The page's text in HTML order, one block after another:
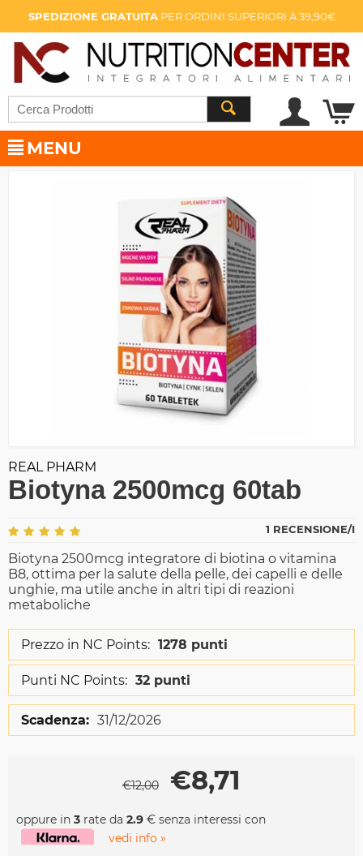
SPEDIZIONE GRATUITAPER ORDINI SUPERIORI A 39,90€
MENU
REAL PHARM
Biotyna 2500mcg 60tab
1 RECENSIONE/I
Biotyna 2500mcg integratore di biotina o vitamina
B8, ottima per la salute della pelle, dei capelli e delle
unghie, ma utile anche in altri tipi di reazioni
metaboliche
Prezzo in NC Points: 1278 punti
Punti NC Points: 32 punti
Scadenza: 31/12/2026
€12,00 €8,71
oppure in 3 rate da 2.9 € senza interessi con
vedi info »